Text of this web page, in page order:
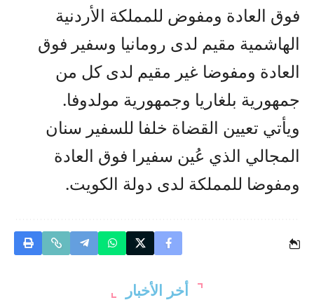
فوق العادة ومفوض للمملكة الأردنية
الهاشمية مقيم لدى رومانيا وسفير فوق
العادة ومفوضا غير مقيم لدى كل من
جمهورية بلغاريا وجمهورية مولدوفا.
ويأتي تعيين القضاة خلفا للسفير سنان
المجالي الذي عُين سفيرا فوق العادة
ومفوضا للمملكة لدى دولة الكويت.
أخر الأخبار